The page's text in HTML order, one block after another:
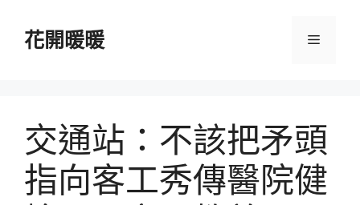
花開暖暖 選
交通站：不該把矛頭
指向客工秀傳醫院健